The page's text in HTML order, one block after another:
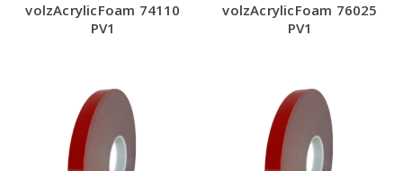
volzAcrylicFoam 74110
PV1
volzAcrylicFoam 76025
PV1